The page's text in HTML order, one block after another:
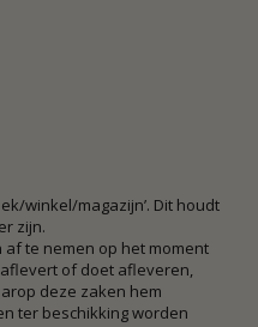
winkel/magazijn’. Dit houdt
zijn.
te nemen op het moment
of doet afleveren,
deze zaken hem
ter beschikking worden